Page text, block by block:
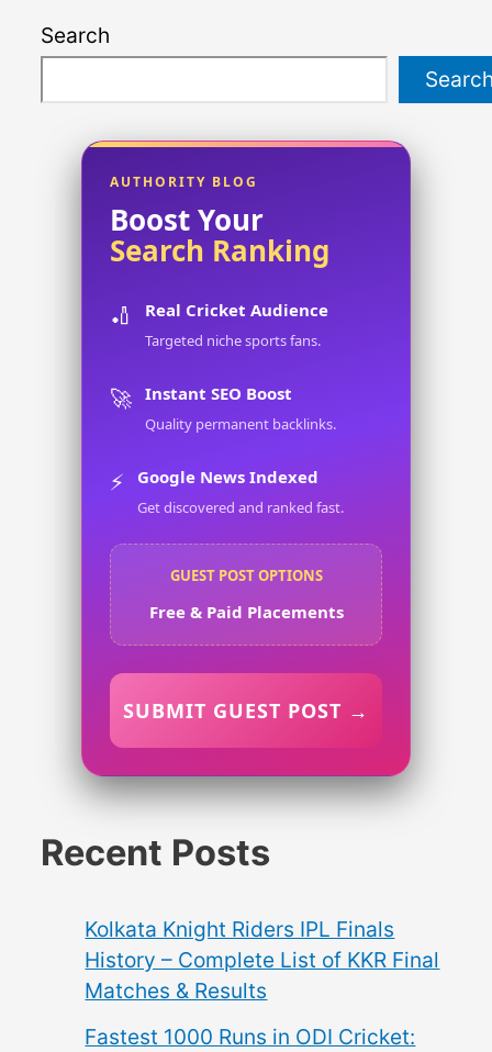
Search
AUTHORITY BLOG
Boost Your
Search Ranking
🏏 Real Cricket Audience
Targeted niche sports fans.
🚀 Instant SEO Boost
Quality permanent backlinks.
⚡ Google News Indexed
Get discovered and ranked fast.
GUEST POST OPTIONS
Free & Paid Placements
SUBMIT GUEST POST →
Recent Posts
Kolkata Knight Riders IPL Finals
History – Complete List of KKR Final
Matches & Results
Fastest 1000 Runs in ODI Cricket: